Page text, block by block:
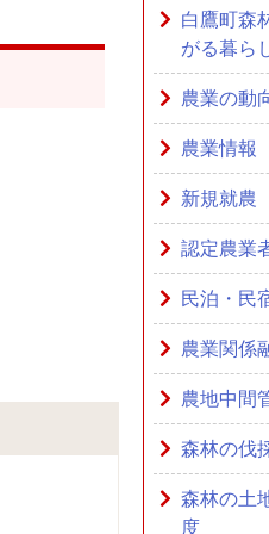
白鷹町森
がる暮ら
農業の動
農業情報
新規就農
認定農業
民泊・民
農業関係
農地中間
森林の伐
森林の土
度